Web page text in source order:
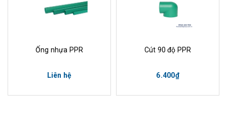
Ống nhựa PPR
Liên hệ
Cút 90 độ PPR
6.400₫